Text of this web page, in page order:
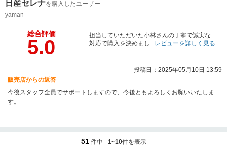
日産セレナを購入したユーザー
yaman
総合評価
5.0
担当していただいた小林さんの丁寧で誠実な
対応で購入を決めまし...レビューを詳しく見る
投稿日：2025年05月10日 13:59
販売店からの返答
今後スタッフ全員でサポートしますので、今後ともよろしくお願いいたしま
す。
51 件中 1~10件を表示